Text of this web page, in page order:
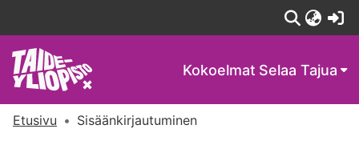
Kokoelmat Selaa Tajua
Etusivu Sisäänkirjautuminen